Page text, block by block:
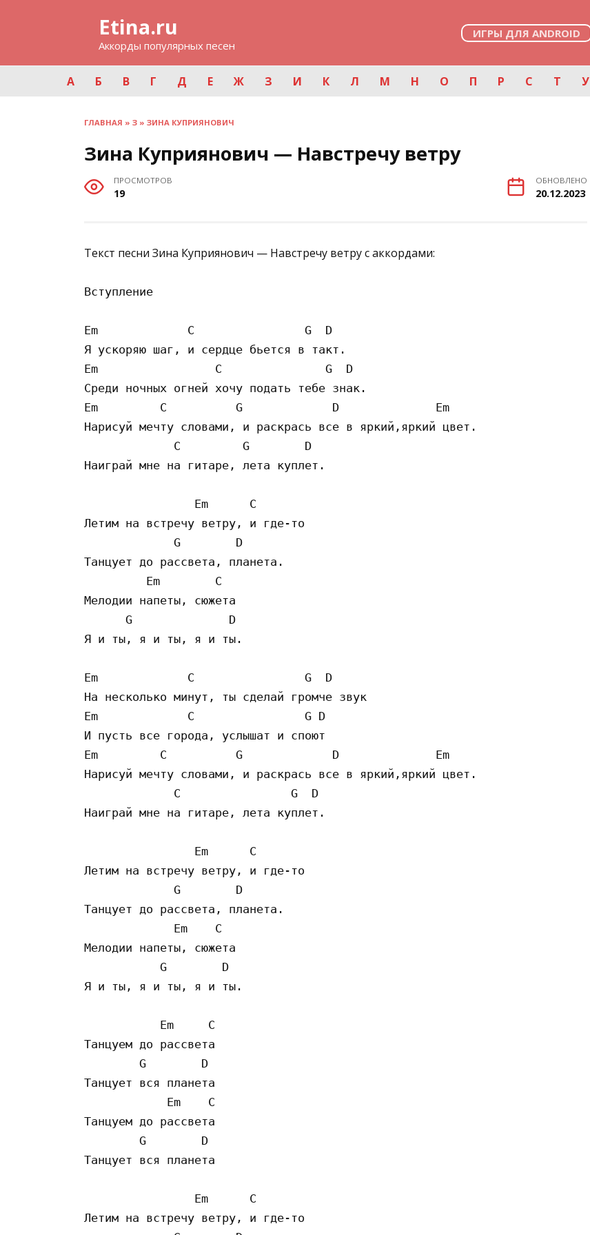
Etina.ru
Аккорды популярных песен
ИГРЫ ДЛЯ ANDROID
А Б В Г Д Е Ж З И К Л М Н О П Р С Т У
ГЛАВНАЯ » З » ЗИНА КУПРИЯНОВИЧ
Зина Куприянович — Навстречу ветру
ПРОСМОТРОВ
19
ОБНОВЛЕНО
20.12.2023
Текст песни Зина Куприянович — Навстречу ветру с аккордами:
Вступление
Em             C                G  D
Я ускоряю шаг, и сердце бьется в такт.
Em                 C               G  D
Среди ночных огней хочу подать тебе знак.
Em         C          G             D              Em
Нарисуй мечту словами, и раскрась все в яркий,яркий цвет.
             C         G        D
Наиграй мне на гитаре, лета куплет.
                Em      C
Летим на встречу ветру, и где-то
             G        D
Танцует до рассвета, планета.
         Em        C
Мелодии напеты, сюжета
      G              D
Я и ты, я и ты, я и ты.
Em             C                G  D
На несколько минут, ты сделай громче звук
Em             C                G D
И пусть все города, услышат и споют
Em         C          G             D              Em
Нарисуй мечту словами, и раскрась все в яркий,яркий цвет.
             C                G  D
Наиграй мне на гитаре, лета куплет.
                Em      C
Летим на встречу ветру, и где-то
             G        D
Танцует до рассвета, планета.
             Em    C
Мелодии напеты, сюжета
           G        D
Я и ты, я и ты, я и ты.
           Em     C
Танцуем до рассвета
        G        D
Танцует вся планета
            Em    C
Танцуем до рассвета
        G        D
Танцует вся планета
                Em      C
Летим на встречу ветру, и где-то